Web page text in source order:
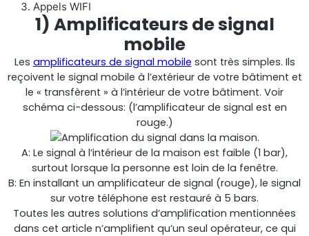
Répéteur OS6
Répéteur commercial à opérateur unique
Appels WIFI
1) Amplificateurs de signal
mobile
Les amplificateurs de signal mobile sont très simples. Ils
reçoivent le signal mobile à l’extérieur de votre bâtiment et
le « transfèrent » à l’intérieur de votre bâtiment. Voir
schéma ci-dessous: (l’amplificateur de signal est en
rouge.)
A: Le signal à l’intérieur de la maison est faible (1 bar),
surtout lorsque la personne est loin de la fenêtre.
B: En installant un amplificateur de signal (rouge), le signal
sur votre téléphone est restauré à 5 bars.
Toutes les autres solutions d’amplification mentionnées
dans cet article n’amplifient qu’un seul opérateur, ce qui